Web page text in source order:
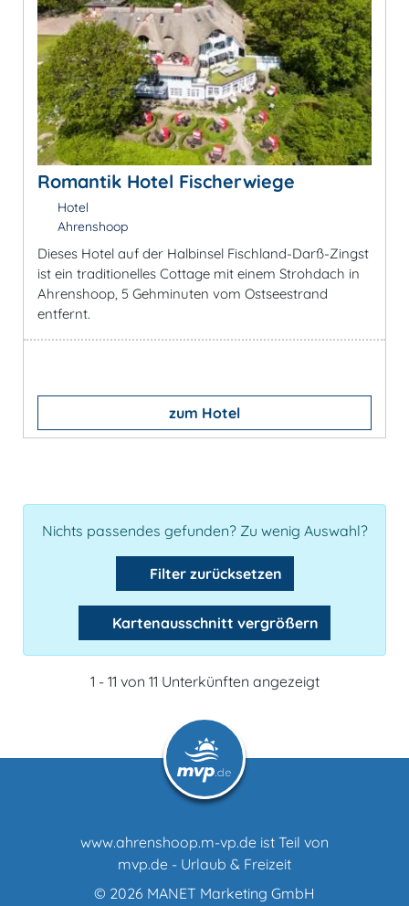
Romantik Hotel Fischerwiege
Hotel
Ahrenshoop
Dieses Hotel auf der Halbinsel Fischland-Darß-Zingst
ist ein traditionelles Cottage mit einem Strohdach in
Ahrenshoop, 5 Gehminuten vom Ostseestrand
entfernt.
zum Hotel
Nichts passendes gefunden? Zu wenig Auswahl?
Filter zurücksetzen
Kartenausschnitt vergrößern
1 - 11 von 11 Unterkünften angezeigt
www.ahrenshoop.m-vp.de ist Teil von
mvp.de - Urlaub & Freizeit
© 2026 MANET Marketing GmbH